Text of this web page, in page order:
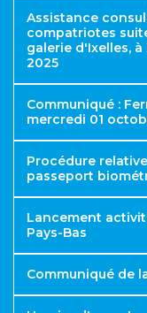
Assistance
compatriotes
galerie d'Ixelles,
2025
Communiqué :
mercredi 01
Procédure
passeport
https://
Lancement
Pays-Bas
Communiqué de